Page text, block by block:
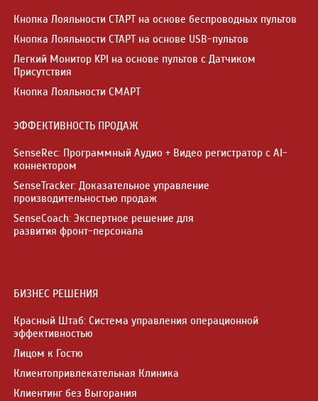
Кнопка Лояльности СТАРТ на основе беспроводных пультов
Кнопка Лояльности СТАРТ на основе USB-пультов
Легкий Монитор KPI на основе пультов с Датчиком
Присутствия
Кнопка Лояльности СМАРТ
ЭФФЕКТИВНОСТЬ ПРОДАЖ
SenseRec: Программный Аудио + Видео регистратор с AI-
коннектором
SenseTracker: Доказательное управление
производительностью продаж
SenseCoach: Экспертное решение для
развития фронт-персонала
БИЗНЕС РЕШЕНИЯ
Красный Штаб: Система управления операционной
эффективностью
Лицом к Гостю
Клиентопривлекательная Клиника
Клиентинг без Выгорания